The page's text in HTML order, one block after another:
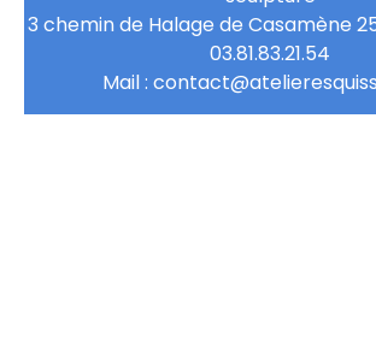
3 chemin de Halage de Casamène
03.81.83.21.54
Mail :